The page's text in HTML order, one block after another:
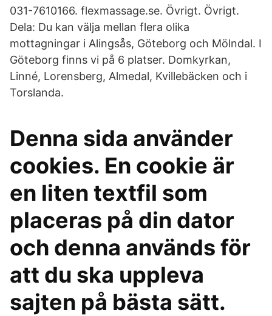
031-7610166. flexmassage.se. Övrigt. Övrigt.
Dela: Du kan välja mellan flera olika
mottagningar i Alingsås, Göteborg och Mölndal. I
Göteborg finns vi på 6 platser. Domkyrkan,
Linné, Lorensberg, Almedal, Kvillebäcken och i
Torslanda.
Denna sida använder
cookies. En cookie är
en liten textfil som
placeras på din dator
och denna används för
att du ska uppleva
sajten på bästa sätt.